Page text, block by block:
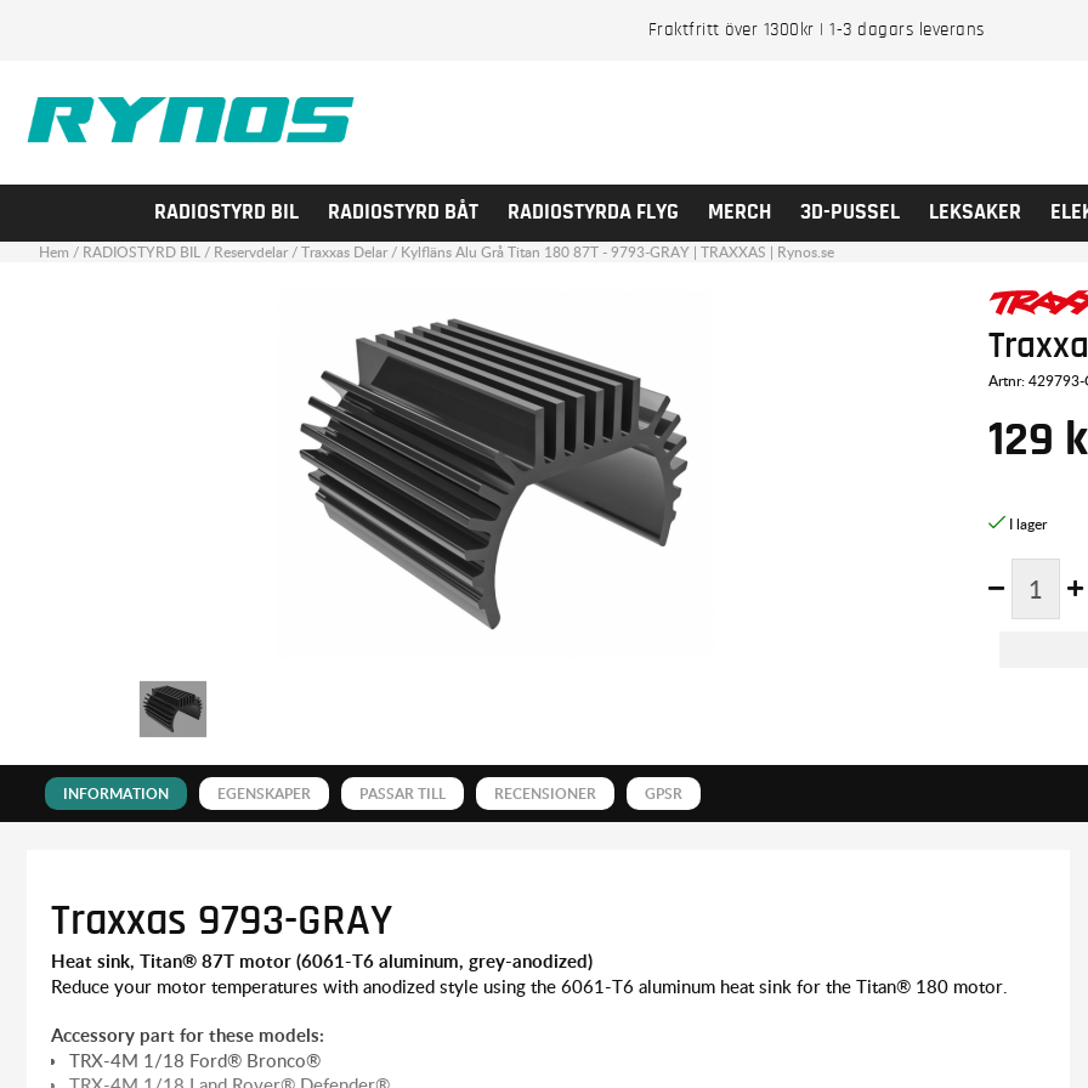
Fraktfritt över 1300kr | 1-3 dagars leverans
RADIOSTYRD BIL RADIOSTYRD BÅT RADIOSTYRDA FLYG MERCH 3D-PUSSEL LEKSAKER
Hem / RADIOSTYRD BIL/ Reservdelar/Traxxas Delar/ Kylfläns Alu Grå Titan 180 87T - 9793-GRAY | TRAXXAS | Rynos.se
Artnr:429793-
129
INFORMATION EGENSKAPER PASSAR TILL RECENSIONER GPSR
Traxxas 9793-GRAY
Heat sink, Titan® 87T motor (6061-T6 aluminum, grey-anodized)
Reduce your motor temperatures with anodized style using the 6061-T6 aluminum heat sink for the Titan® 180 motor.
Accessory part for these models:
TRX-4M 1/18 Ford® Bronco®